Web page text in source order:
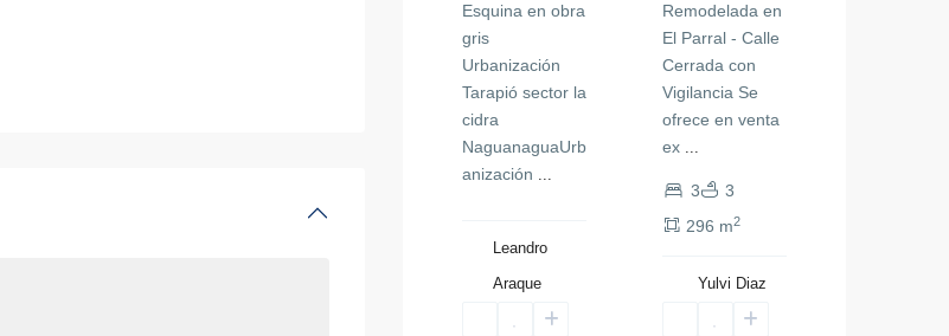
Esquina en obra
gris
Urbanización
Tarapió sector la
cidra
NaguanaguaUrb
anización ...
Leandro
Araque
Remodelada en
El Parral - Calle
Cerrada con
Vigilancia Se
ofrece en venta
ex ...
3
3
296 m2
Yulvi Diaz